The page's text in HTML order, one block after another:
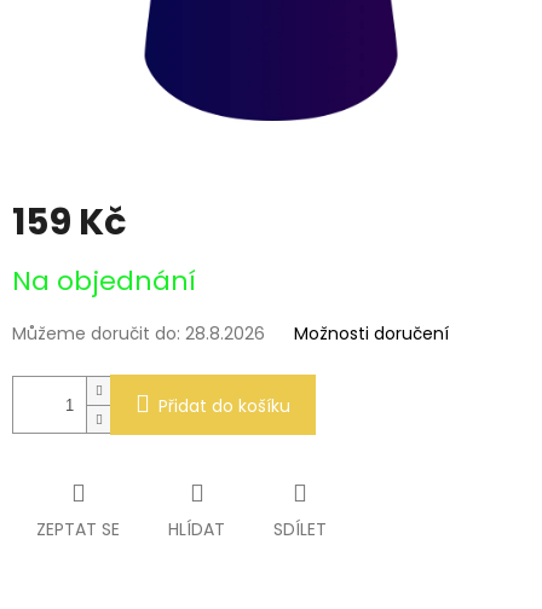
159 Kč
cena:
Na objednání
Můžeme doručit do: 28.8.2026 Možnosti doručení
Přidat do košíku
ZEPTAT SE HLÍDAT SDÍLET